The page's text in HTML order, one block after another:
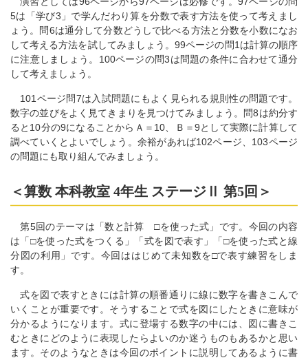
5は「学び3」で学んだわり算を分数で表す方法を使って考えまし
ょう。問6は通分して分数どうしで比べる方法と分数を小数になお
して考える方法を試してみましょう。99ページの問1は計算の順序
に注意しましょう。100ページの問3は問題の条件に合わせて通分
して考えましょう。
101ページ問7は入試問題にもよく見られる規則性の問題です。
数字の並びをよく見てきまりを見つけてみましょう。問8は約分す
ると10分の9になることからＡ＝10、Ｂ＝9として実際に計算して
調べていくとよいでしょう。余裕があれば102ページ、103ページ
の問題にも取り組んでみましょう。
＜算数 本科教室 4年生 ステージⅡ 第5回＞
第5回のテーマは「数と計算 □を使った式」です。今回の内容
は「□を使った式をつくる」「式を図で表す」「□を使った式と線
分図の利用」です。今回ははじめて未知数を□で表す練習をしま
す。
式を図で表すときには計算の順番通りに線に数字を書きこんで
いくことが重要です。そうすることで式を図にしたときに意味が
分かるようになります。式に登場する数字の中には、図に書きこ
むときにどのように表現したらよいのか迷うものもあるかと思い
ます。そのようなときは今回のポイントに説明してあるように書